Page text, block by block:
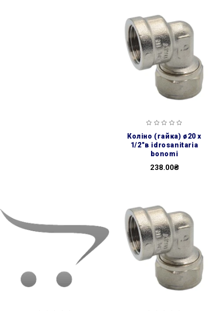
коліно (гайка) ø20 х
1/2″в idrosanitaria
bonomi
238.00₴